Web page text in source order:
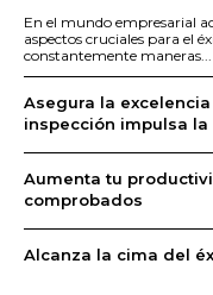
En el mundo empresarial
aspectos cruciales para el
constantemente maneras...
Asegura la
inspección impulsa
Aumenta tu
comprobados
Alcanza la cima del